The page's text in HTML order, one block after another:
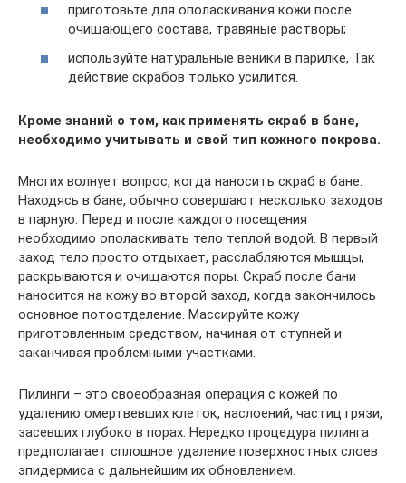
приготовьте для ополаскивания кожи после
очищающего состава, травяные растворы;
используйте натуральные веники в парилке, Так
действие скрабов только усилится.
Кроме знаний о том, как применять скраб в бане,
необходимо учитывать и свой тип кожного покрова.
Многих волнует вопрос, когда наносить скраб в бане.
Находясь в бане, обычно совершают несколько заходов
в парную. Перед и после каждого посещения
необходимо ополаскивать тело теплой водой. В первый
заход тело просто отдыхает, расслабляются мышцы,
раскрываются и очищаются поры. Скраб после бани
наносится на кожу во второй заход, когда закончилось
основное потоотделение. Массируйте кожу
приготовленным средством, начиная от ступней и
заканчивая проблемными участками.
Пилинги – это своеобразная операция с кожей по
удалению омертвевших клеток, наслоений, частиц грязи,
засевших глубоко в порах. Нередко процедура пилинга
предполагает сплошное удаление поверхностных слоев
эпидермиса с дальнейшим их обновлением.